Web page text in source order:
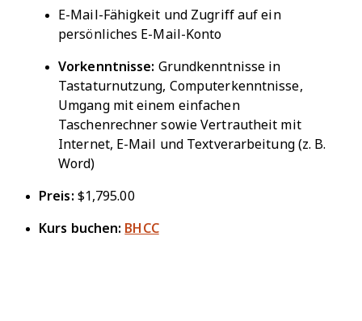
E-Mail-Fähigkeit und Zugriff auf ein
persönliches E-Mail-Konto
Vorkenntnisse: Grundkenntnisse in
Tastaturnutzung, Computerkenntnisse,
Umgang mit einem einfachen
Taschenrechner sowie Vertrautheit mit
Internet, E-Mail und Textverarbeitung (z. B.
Word)
Preis: $1,795.00
Kurs buchen: BHCC